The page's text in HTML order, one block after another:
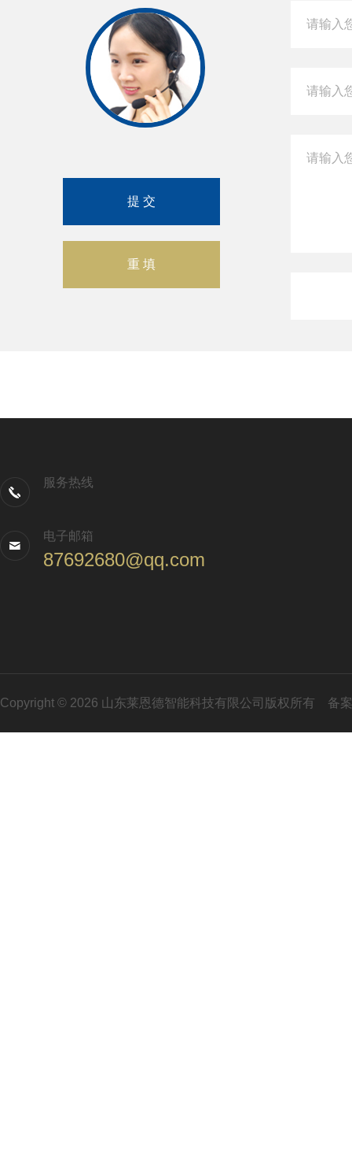
服务热线
电子邮箱
87692680@qq.com
Copyright © 2026 山东莱恩德智能科技有限公司版权所有 备